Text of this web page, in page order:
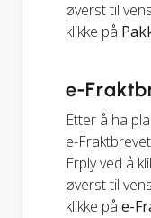
øverst til
klikke på
e-
Etter å ha
e-
Erply ved å
øverst til
klikke på e-